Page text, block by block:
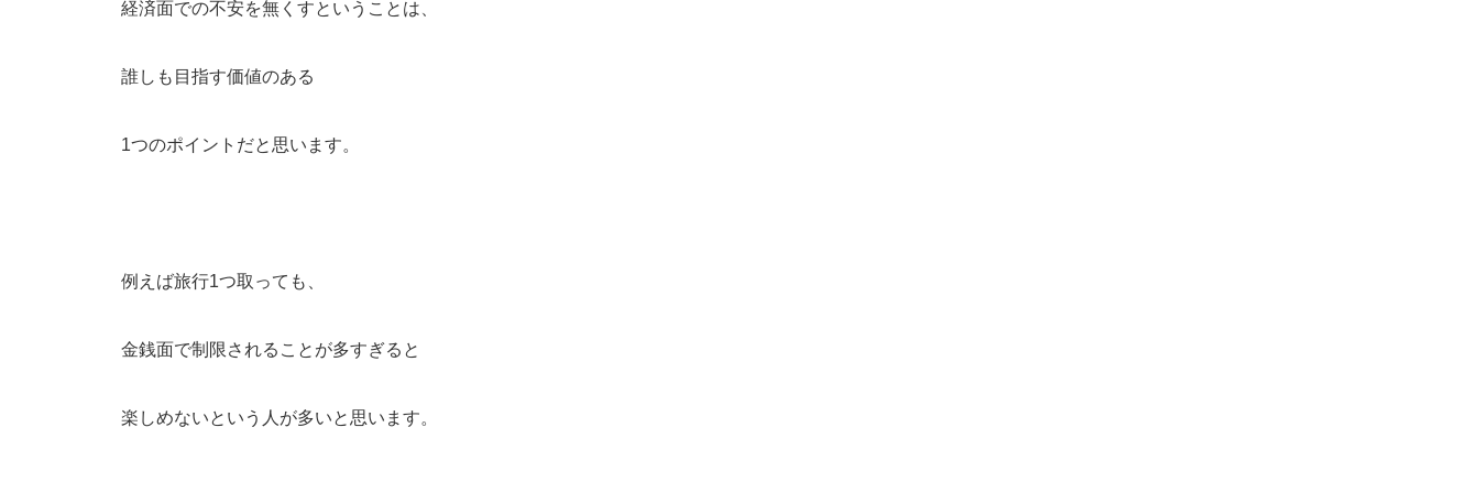
経済面での不安を無くすということは、
誰しも目指す価値のある
1つのポイントだと思います。
例えば旅行1つ取っても、
金銭面で制限されることが多すぎると
楽しめないという人が多いと思います。